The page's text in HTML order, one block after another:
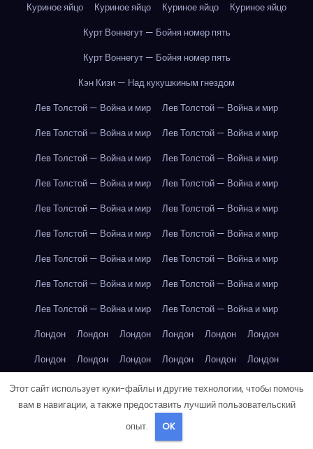
Куриное яйцо
Куриное яйцо Куриное яйцо
Куриное яйцо
Курт Воннегут — Бойня номер пять
Курт Воннегут — Бойня номер пять
Кэн Кизи — Над кукушкиным гнездом
Лев Толстой — Война и мир
Лев Толстой — Война и мир
Лев Толстой — Война и мир
Лев Толстой — Война и мир
Лев Толстой — Война и мир
Лев Толстой — Война и мир
Лев Толстой — Война и мир
Лев Толстой — Война и мир
Лев Толстой — Война и мир
Лев Толстой — Война и мир
Лев Толстой — Война и мир
Лев Толстой — Война и мир
Лев Толстой — Война и мир
Лев Толстой — Война и мир
Лев Толстой — Война и мир
Лев Толстой — Война и мир
Лев Толстой — Война и мир
Лев Толстой — Война и мир
Лондон
Лондон Лондон Лондон Лондон
Лондон
Лондон
Лондон Лондон Лондон Лондон
Лондон
Лондон
Лондон Лондон Лондон Лондон
Лондон
Лондон
Лондон Лондон Лондон
Лос-Анджелес
Этот сайт использует куки-файлы и другие технологии, чтобы помочь
вам в навигации, а также предоставить лучший пользовательский
опыт.
OK